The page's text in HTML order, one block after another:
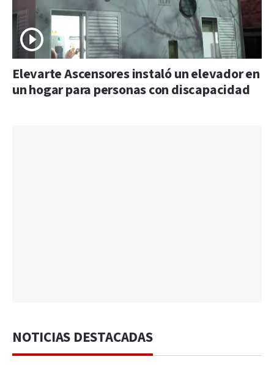
Elevarte Ascensores instaló un elevador en
un hogar para personas con discapacidad
NOTICIAS DESTACADAS